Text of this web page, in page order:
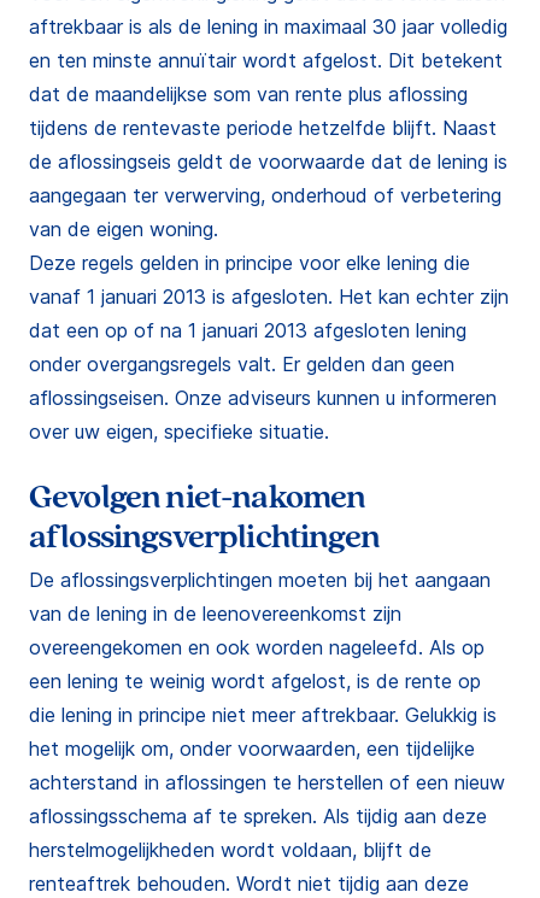
aftrekbaar is als de lening in maximaal 30 jaar volledig
en ten minste annuïtair wordt afgelost. Dit betekent
dat de maandelijkse som van rente plus aflossing
tijdens de rentevaste periode hetzelfde blijft. Naast
de aflossingseis geldt de voorwaarde dat de lening is
aangegaan ter verwerving, onderhoud of verbetering
van de eigen woning.
Deze regels gelden in principe voor elke lening die
vanaf 1 januari 2013 is afgesloten. Het kan echter zijn
dat een op of na 1 januari 2013 afgesloten lening
onder overgangsregels valt. Er gelden dan geen
aflossingseisen. Onze adviseurs kunnen u informeren
over uw eigen, specifieke situatie.
Gevolgen niet-nakomen
aflossingsverplichtingen
De aflossingsverplichtingen moeten bij het aangaan
van de lening in de leenovereenkomst zijn
overeengekomen en ook worden nageleefd. Als op
een lening te weinig wordt afgelost, is de rente op
die lening in principe niet meer aftrekbaar. Gelukkig is
het mogelijk om, onder voorwaarden, een tijdelijke
achterstand in aflossingen te herstellen of een nieuw
aflossingsschema af te spreken. Als tijdig aan deze
herstelmogelijkheden wordt voldaan, blijft de
renteaftrek behouden. Wordt niet tijdig aan deze